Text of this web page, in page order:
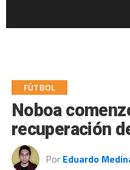
FÚTBOL
Noboa
recuperación
Por Eduardo